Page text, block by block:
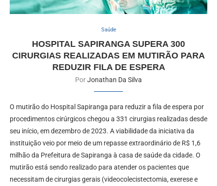
Saúde
HOSPITAL SAPIRANGA SUPERA 300
CIRURGIAS REALIZADAS EM MUTIRÃO PARA
REDUZIR FILA DE ESPERA
PorJonathan Da Silva
O mutirão do Hospital Sapiranga para reduzir a fila de espera por
procedimentos cirúrgicos chegou a 331 cirurgias realizadas desde
seu início, em dezembro de 2023. A viabilidade da iniciativa da
instituição veio por meio de um repasse extraordinário de R$ 1,6
milhão da Prefeitura de Sapiranga à casa de saúde da cidade. O
mutirão está sendo realizado para atender os pacientes que
necessitam de cirurgias gerais (videocolecistectomia, exerese e